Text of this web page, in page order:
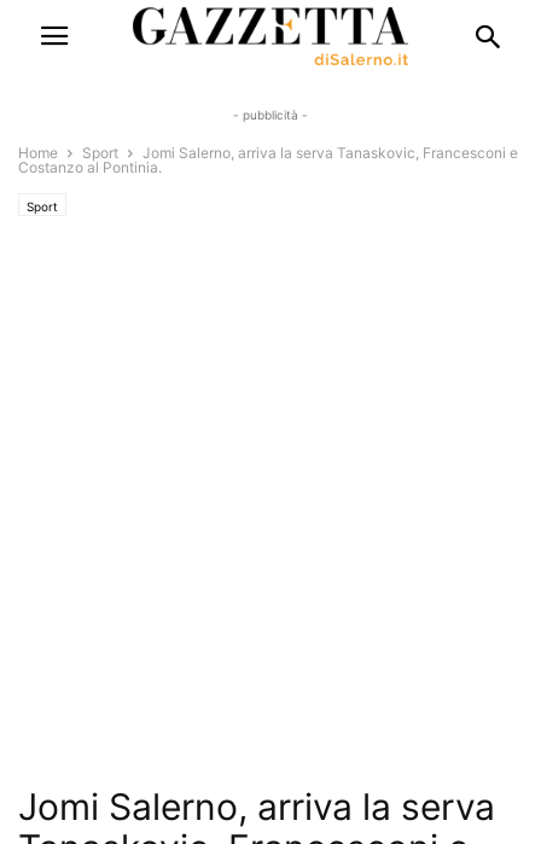
- pubblicità -
Home Sport
Jomi Salerno, arriva la serva Tanaskovic, Francesconi e
Costanzo al Pontinia.
Sport
Jomi Salerno, arriva la serva